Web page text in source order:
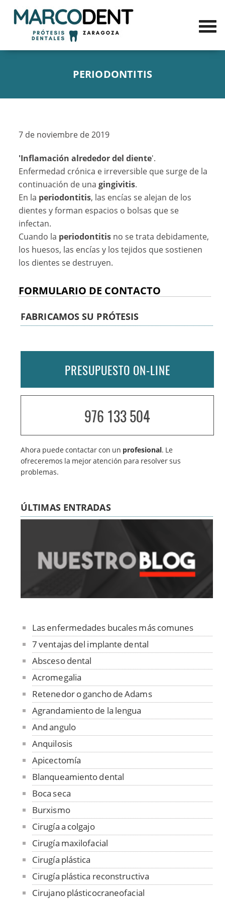
PERIODONTITIS
7 de noviembre de 2019
'Inflamación alrededor del diente'.
Enfermedad crónica e irreversible que surge de la
continuación de unagingivitis.
En la periodontitis, las encías se alejan de los
dientes y forman espacios o bolsas que se
infectan.
Cuando la periodontitis no se trata debidamente,
los huesos, las encías y los tejidos que sostienen
los dientes se destruyen.
FORMULARIO DE CONTACTO
FABRICAMOS SU PRÓTESIS
PRESUPUESTO ON-LINE
976 133 504
Ahora puede contactar con un profesional. Le
ofreceremos la mejor atención para resolver sus
problemas.
ÚLTIMAS ENTRADAS
Las enfermedades bucales más comunes
7 ventajas del implante dental
Absceso dental
Acromegalia
Retenedor o gancho de Adams
Agrandamiento de la lengua
And angulo
Anquilosis
Apicectomía
Blanqueamiento dental
Boca seca
Burxismo
Cirugía a colgajo
Cirugía maxilofacial
Cirugía plástica
Cirugía plástica reconstructiva
Cirujano plásticocraneofacial